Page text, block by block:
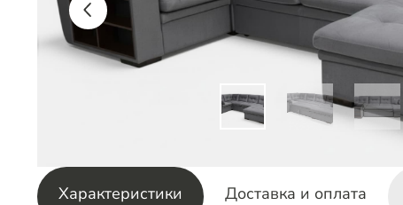
Характеристики Доставка и оплата